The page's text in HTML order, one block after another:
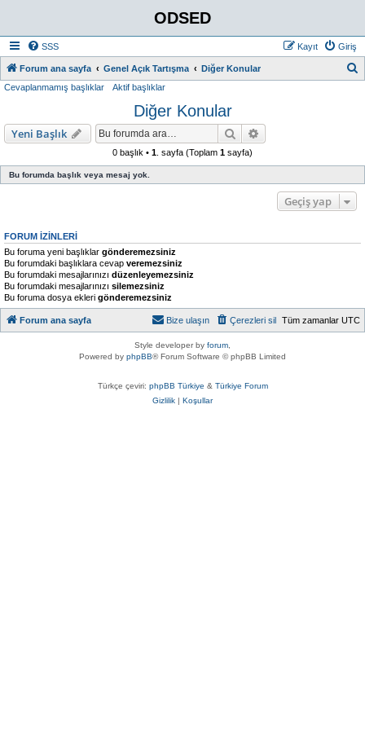
ODSED
SSS Giriş
Kayıt
Forum ana sayfa Genel Açık Tartışma Diğer Konular
Cevaplanmamış başlıklar Aktif başlıklar
Diğer Konular
Yeni Başlık Ara
0 başlık • 1 . sayfa (Toplam 1 sayfa)
Bu forumda başlık veya mesaj yok.
Geçiş yap
FORUM IZINLERI
Bu foruma yeni başlıklar gönderemezsiniz
Bu forumdaki başlıklara cevap veremezsiniz
Bu forumdaki mesajlarınızı düzenleyemezsiniz
Bu forumdaki mesajlarınızı silemezsiniz
Bu foruma dosya ekleri gönderemezsiniz
Forum ana sayfa Tüm zamanlar UTC
Çerezleri sil
Bize ulaşın
Style developer by forum
Powered by phpBB® Forum Software © phpBB Limited
Türkçe çeviri: phpBB Türkiye & Türkiye Forum
Gizlilik | Koşullar